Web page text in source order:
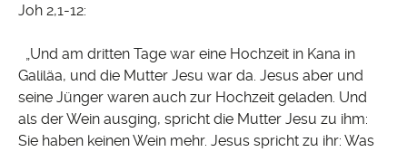
Joh 2,1-12:
„Und am dritten Tage war eine Hochzeit in Kana in
Galiläa, und die Mutter Jesu war da. Jesus aber und
seine Jünger waren auch zur Hochzeit geladen. Und
als der Wein ausging, spricht die Mutter Jesu zu ihm:
Sie haben keinen Wein mehr. Jesus spricht zu ihr: Was